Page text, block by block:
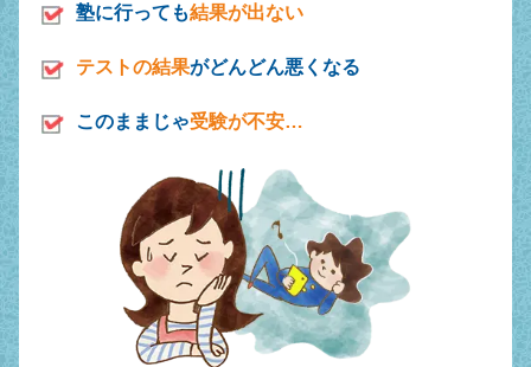
塾に行っても結果が出ない
テストの結果がどんどん悪くなる
このままじゃ受験が不安…